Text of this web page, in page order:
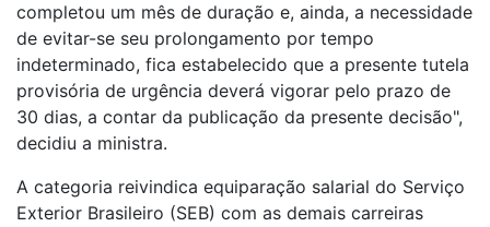
completou um mês de duração e, ainda, a necessidade
de evitar-se seu prolongamento por tempo
indeterminado, fica estabelecido que a presente tutela
provisória de urgência deverá vigorar pelo prazo de
30 dias, a contar da publicação da presente decisão",
decidiu a ministra.
A categoria reivindica equiparação salarial do Serviço
Exterior Brasileiro (SEB) com as demais carreiras